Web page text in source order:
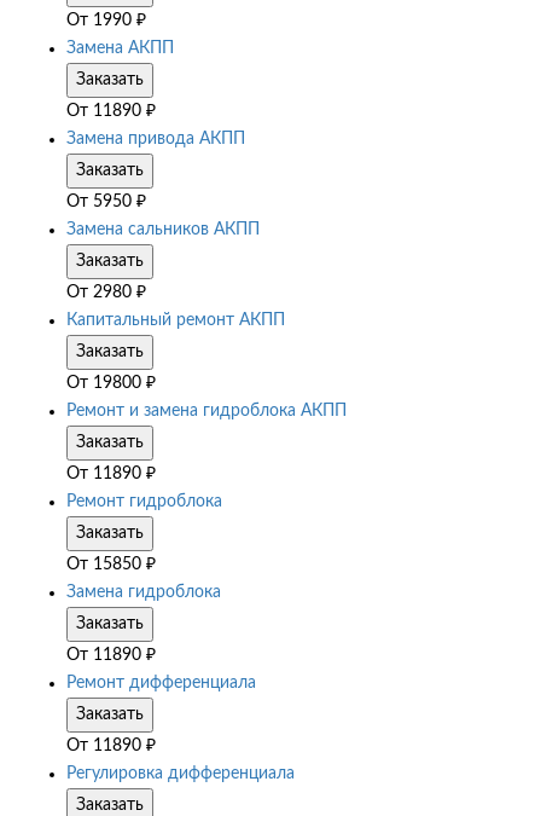
От 1990 ₽
Замена АКПП
Заказать
От 11890 ₽
Замена привода АКПП
Заказать
От 5950 ₽
Замена сальников АКПП
Заказать
От 2980 ₽
Капитальный ремонт АКПП
Заказать
От 19800 ₽
Ремонт и замена гидроблока АКПП
Заказать
От 11890 ₽
Ремонт гидроблока
Заказать
От 15850 ₽
Замена гидроблока
Заказать
От 11890 ₽
Ремонт дифференциала
Заказать
От 11890 ₽
Регулировка дифференциала
Заказать